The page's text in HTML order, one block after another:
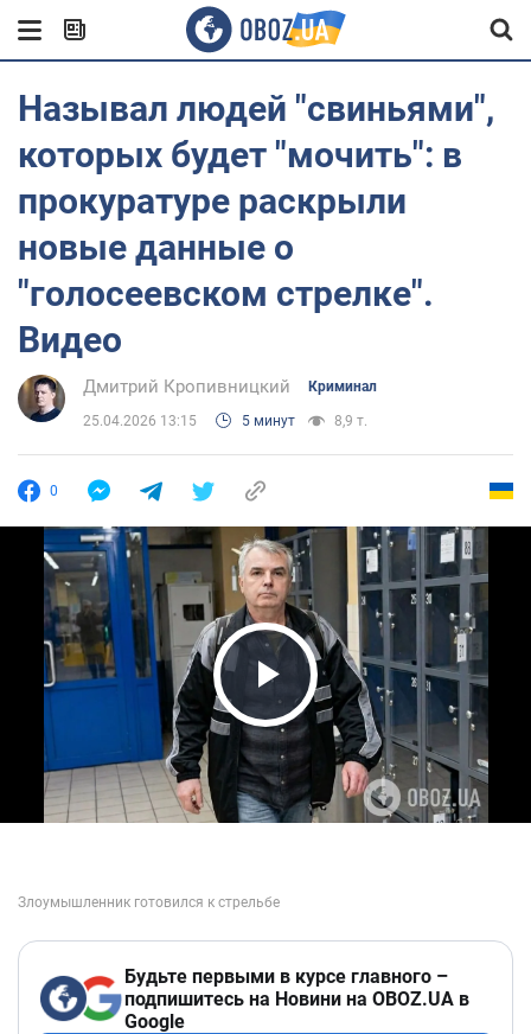
Называл людей "свиньями",
которых будет "мочить": в
прокуратуре раскрыли
новые данные о
"голосеевском стрелке".
Видео
Дмитрий Кропивницкий Криминал
25.04.2026 13:15 5 минут 8,9 т.
0
Play Video
Будьте первыми в курсе главного –
подпишитесь на Новини на OBOZ.UA в
Google